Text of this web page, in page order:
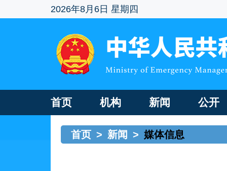
2026年8月6日 星期四
首页 机构 新闻 公开
首页 > 新闻 > 媒体信息